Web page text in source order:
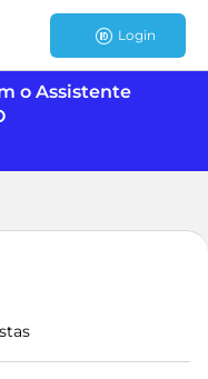
Login
o Assistente